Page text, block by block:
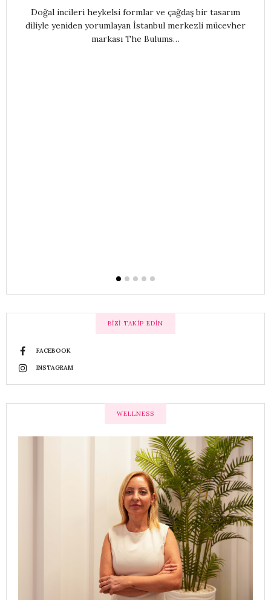
Doğal incileri heykelsi formlar ve çağdaş bir tasarım
diliyle yeniden yorumlayan İstanbul merkezli mücevher
markası The Bulums…
BIZI TAKIP EDIN
FACEBOOK
INSTAGRAM
WELLNESS